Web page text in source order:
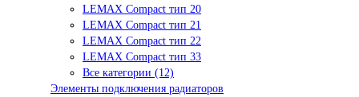
LEMAX Compact тип 20
LEMAX Compact тип 21
LEMAX Compact тип 22
LEMAX Compact тип 33
Все категории (12)
Элементы подключения радиаторов